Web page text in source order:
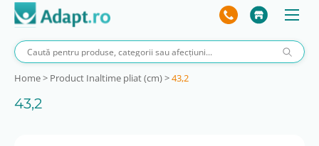
Home> Product Inaltime pliat (cm)>43,2
43,2